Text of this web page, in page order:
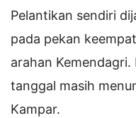
Pelantikan sendiri
pada pekan
arahan
tanggal masih
Kampar.